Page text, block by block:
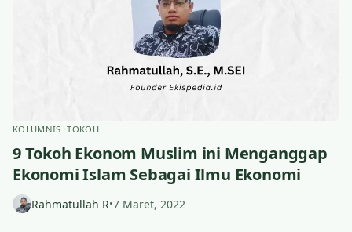
KOLUMNIS TOKOH
9 Tokoh Ekonom Muslim ini Menganggap
Ekonomi Islam Sebagai Ilmu Ekonomi
Rahmatullah R•7 Maret, 2022